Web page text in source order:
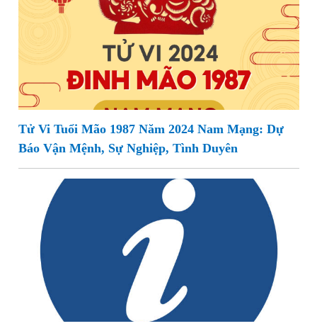
Tử Vi Tuổi Mão 1987 Năm 2024 Nam Mạng: Dự
Báo Vận Mệnh, Sự Nghiệp, Tình Duyên